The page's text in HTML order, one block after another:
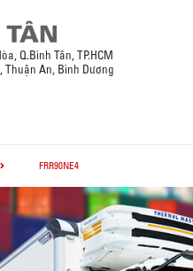
Q.Bình Tân, TP.HCM
Thuận An, Bình Dương
FRR90NE4